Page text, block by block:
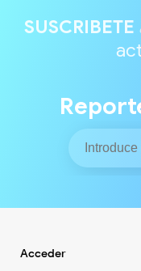
SUSCRIBETE
Acceder